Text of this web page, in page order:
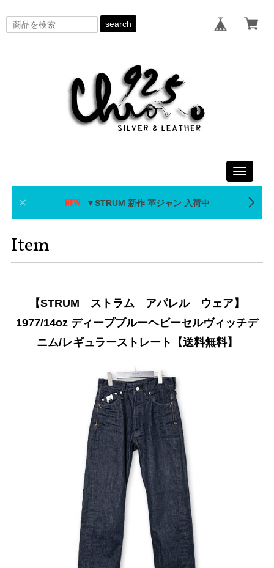
search
Toggle
▼STRUM 新作 革ジャン 入荷中
Item
【STRUM ストラム アパレル ウェア】
1977/14oz ディープブルーヘビーセルヴィッチデ
ニム/レギュラーストレート【送料無料】